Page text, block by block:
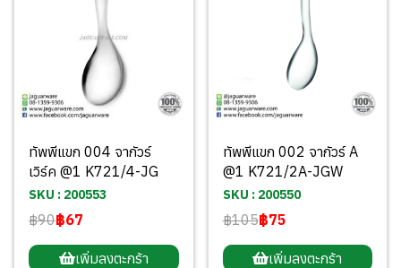
ทัพพีแขก 004 จากัวร์
เวิร์ค @1 K721/4-JG
SKU : 200553
฿90฿67
เพิ่มลงตะกร้า
ทัพพีแขก 002 จากัวร์ A
@1 K721/2A-JGW
SKU : 200550
฿105฿75
เพิ่มลงตะกร้า